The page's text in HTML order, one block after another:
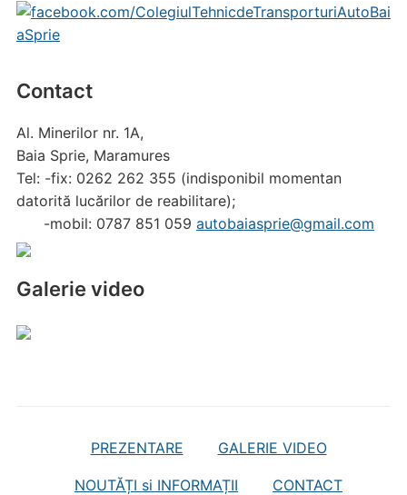
Contact
Al. Minerilor nr. 1A,
Baia Sprie, Maramures
Tel: -fix: 0262 262 355 (indisponibil momentan
datorită lucărilor de reabilitare);
-mobil: 0787 851 059 autobaiasprie@gmail.com
Galerie video
PREZENTARE GALERIE VIDEO
NOUTĂȚI si INFORMAȚII CONTACT